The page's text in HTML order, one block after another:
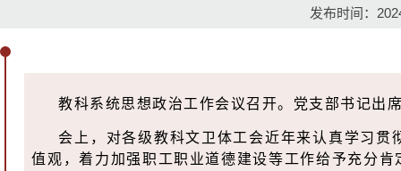
发布时间：
教科系统思想政治工作会议召开。党支部书记出
会上，对各级教科文卫体工会近年来认真学习
值观，着力加强职工职业道德建设等工作给予充分